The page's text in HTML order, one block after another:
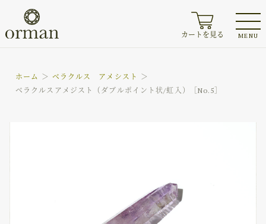
カートを見る MENU
ホーム
ベラクルス アメシスト
ベラクルスアメジスト（ダブルポイント状/虹入）［No.5］